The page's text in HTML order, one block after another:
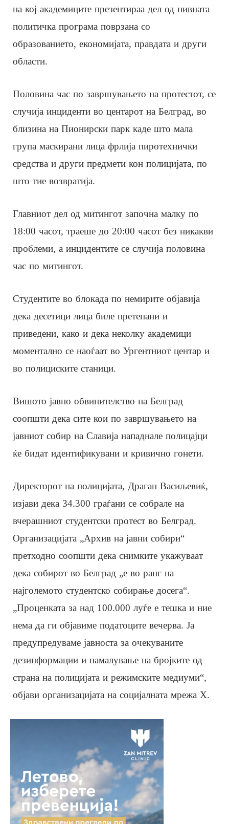
на кој академиците презентираа дел од нивната
политичка програма поврзана со
образованието, економијата, правдата и други
области.
Половина час по завршувањето на протестот, се
случија инциденти во центарот на Белград, во
близина на Пионирски парк каде што мала
група маскирани лица фрлија пиротехнички
средства и други предмети кон полицијата, по
што тие возвратија.
Главниот дел од митингот започна малку по
18:00 часот, траеше до 20:00 часот без никакви
проблеми, а инцидентите се случија половина
час по митингот.
Студентите во блокада по немирите објавија
дека десетици лица биле претепани и
приведени, како и дека неколку академици
моментално се наоѓаат во Ургентниот центар и
во полициските станици.
Вишото јавно обвинителство на Белград
соопшти дека сите кои по завршувањето на
јавниот собир на Славија нападнале полицајци
ќе бидат идентификувани и кривично гонети.
Директорот на полицијата, Драган Васиљевиќ,
изјави дека 34.300 граѓани се собрале на
вчерашниот студентски протест во Белград.
Организацијата „Архив на јавни собири“
претходно соопшти дека снимките укажуваат
дека собирот во Белград „е во ранг на
најголемото студентско собирање досега“.
„Проценката за над 100.000 луѓе е тешка и ние
нема да ги објавиме податоците вечерва. Ја
предупредуваме јавноста за очекуваните
дезинформации и намалување на бројките од
страна на полицијата и режимските медиуми“,
објави организацијата на социјалната мрежа X.